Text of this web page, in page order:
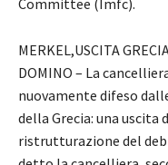
MERKEL,USCITA
DOMINO – La
nuovamente difeso
della Grecia: una uscita
ristrutturazione del